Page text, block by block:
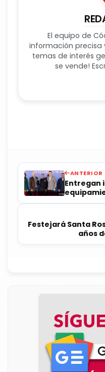
El equipo de
información precisa
temas de interés
se vende!
ANTERIOR
Entregan
Marqués
Festejará Santa
años